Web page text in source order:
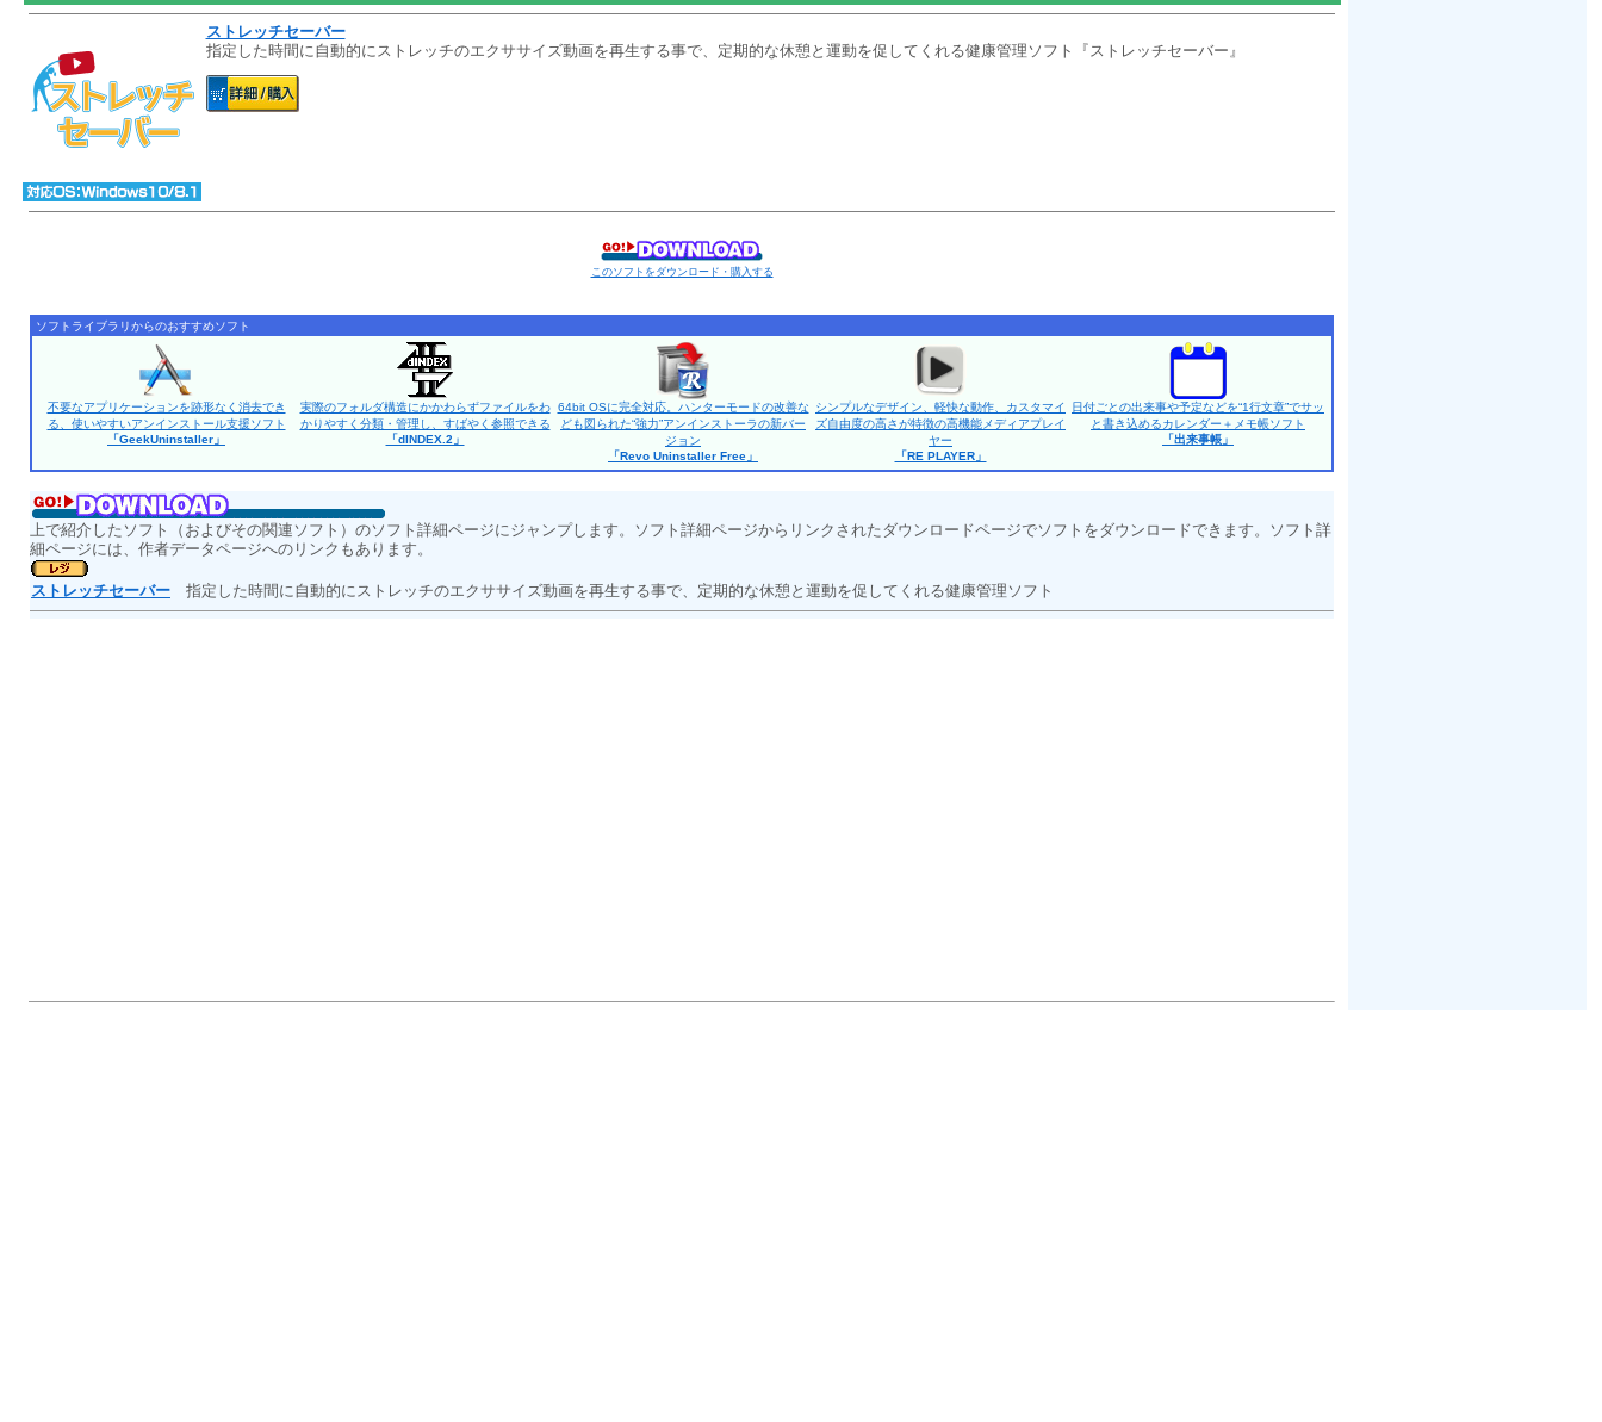
ストレッチセーバー
指定した時間に自動的にストレッチのエクササイズ動画を再生する事で、定期的な休憩と運動を促してくれる健康管理ソフト『ストレッチセーバー』
このソフトをダウンロード・購入する
ソフトライブラリからのおすすめソフト
不要なアプリケーションを跡形なく消去でき
る、使いやすいアンインストール支援ソフト
「GeekUninstaller」
実際のフォルダ構造にかかわらずファイルをわ
かりやすく分類・管理し、すばやく参照できる
「dINDEX.2」
64bit OSに完全対応。ハンターモードの改善な
ども図られた“強力”アンインストーラの新バー
ジョン
「Revo Uninstaller Free」
シンプルなデザイン、軽快な動作、カスタマイ
ズ自由度の高さが特徴の高機能メディアプレイ
ヤー
「RE PLAYER」
日付ごとの出来事や予定などを“1行文章”でサッ
と書き込めるカレンダー＋メモ帳ソフト
「出来事帳」
上で紹介したソフト（およびその関連ソフト）のソフト詳細ページにジャンプします。ソフト詳細ページからリンクされたダウンロードページでソフトをダウンロードできます。ソフト詳
細ページには、作者データページへのリンクもあります。
ストレッチセーバー 指定した時間に自動的にストレッチのエクササイズ動画を再生する事で、定期的な休憩と運動を促してくれる健康管理ソフト